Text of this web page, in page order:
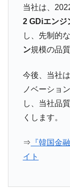
府県とは？
Fact1 今話題
Fact1 奇跡の
える賞金とは？
Fact1 平成仮
Fact1
発表か
なスーパーリー
だった選手とは
Fact1
Fact1 セレク
当社は、
2 GDiエンジ
し、先制的
ン規模の品
今後、当社
ノベーショ
し、当社品
くします。
⇒ 『韓国金
イト